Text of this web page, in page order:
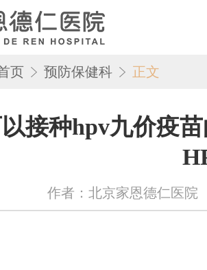
页 预防保健科 正文
接种hpv九价疫
作者：北京家恩德仁医院